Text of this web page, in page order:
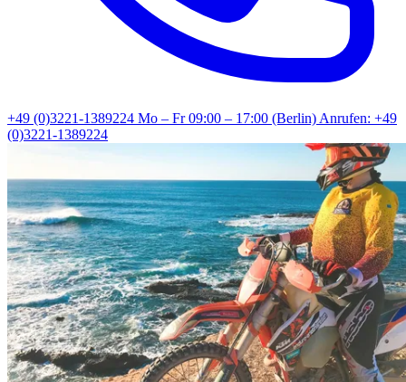
+49 (0)3221-1389224 Mo – Fr 09:00 – 17:00 (Berlin)Anrufen: +49
(0)3221-1389224